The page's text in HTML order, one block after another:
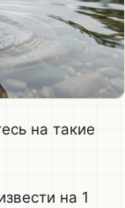
на такие
на 1